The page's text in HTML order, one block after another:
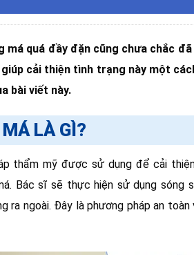
quá đầy đặn cũng chưa chắc đã
cải thiện tình trạng này một
bài viết này.
LÀ GÌ?
thẩm mỹ được sử dụng để cải
Bác sĩ sẽ thực hiện sử dụng sóng
ngoài. Đây là phương pháp an toàn